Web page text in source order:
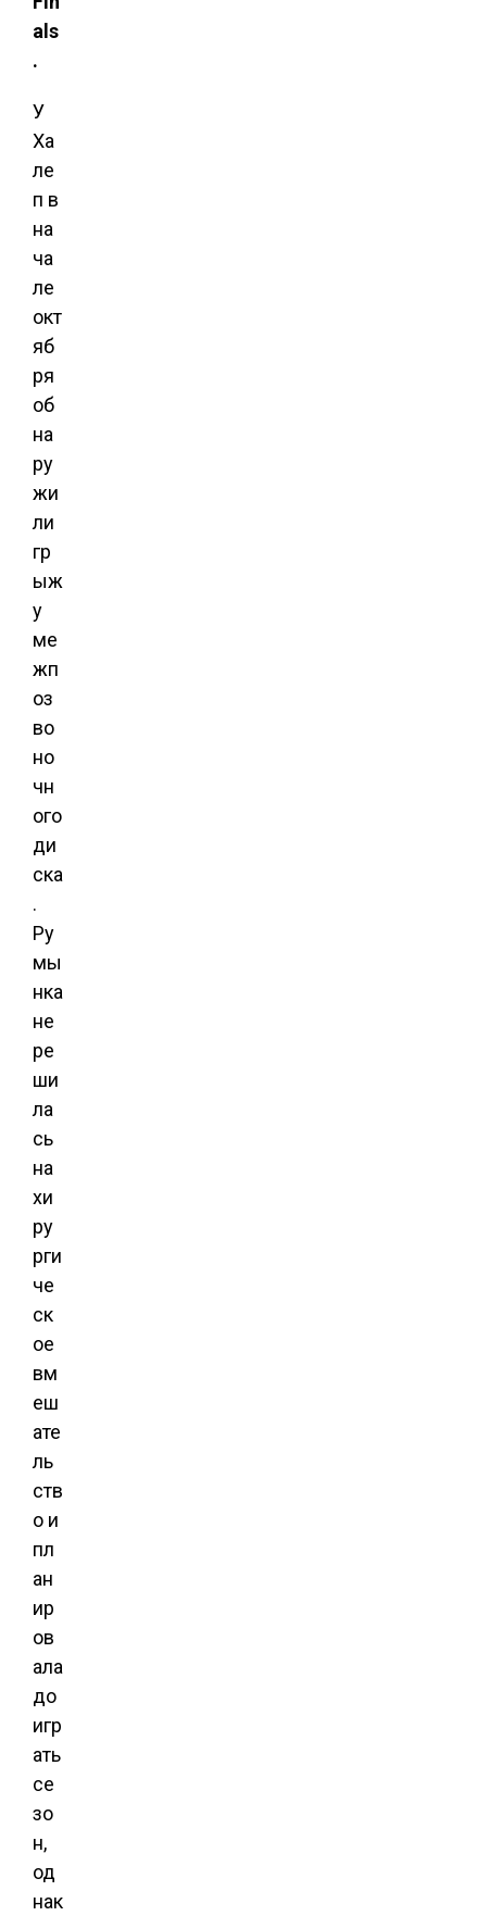
als
.
У
Ха
ле
п в
на
ча
ле
окт
яб
ря
об
на
ру
жи
ли
гр
ыж
у
ме
жп
оз
во
но
чн
ого
ди
ска
.
Ру
мы
нка
не
ре
ши
ла
сь
на
хи
ру
рги
че
ск
ое
вм
еш
ате
ль
ств
о и
пл
ан
ир
ов
ала
до
игр
ать
се
зо
н,
од
нак